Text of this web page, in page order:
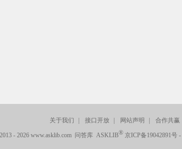
关于我们 接口开放 网站声明 合作共赢
- 2026 www.asklib.com 问答库 ASKLIB® 京ICP备19042891号-